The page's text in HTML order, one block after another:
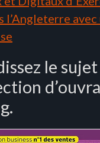
avec
le sujet